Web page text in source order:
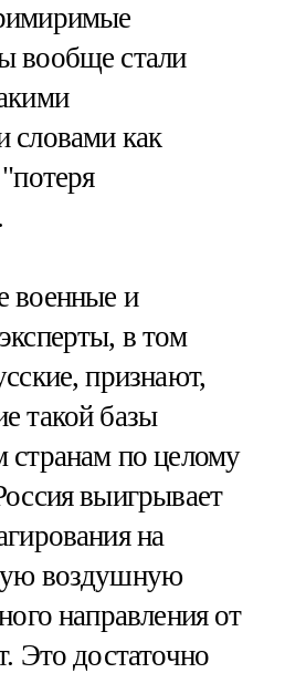
вообще стали
словами как
военные и
в том
признают,
такой базы
странам по целому
выигрывает
на
воздушную
направления от
Это достаточно